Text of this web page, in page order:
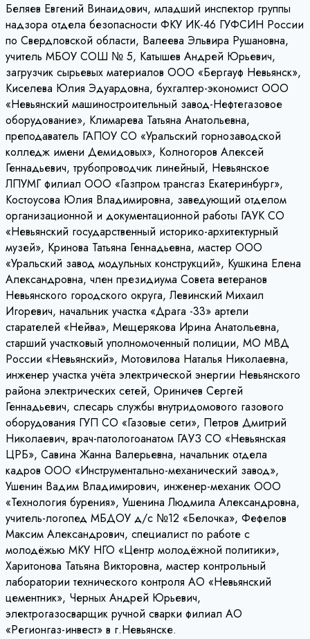
Беляев Евгений Винаидович, младший инспектор группы
надзора отдела безопасности ФКУ ИК-46 ГУФСИН России
по Свердловской области, Валеева Эльвира Рушановна,
учитель МБОУ СОШ № 5, Катышев Андрей Юрьевич,
загрузчик сырьевых материалов ООО «Бергауф Невьянск»,
Киселева Юлия Эдуардовна, бухгалтер-экономист ООО
«Невьянский машиностроительный завод-Нефтегазовое
оборудование», Климарева Татьяна Анатольевна,
преподаватель ГАПОУ СО «Уральский горнозаводской
колледж имени Демидовых», Колногоров Алексей
Геннадьевич, трубопроводчик линейный, Невьянское
ЛПУМГ филиал ООО «Газпром трансгаз Екатеринбург»,
Костоусова Юлия Владимировна, заведующий отделом
организационной и документационной работы ГАУК СО
«Невьянский государственный историко-архитектурный
музей», Кринова Татьяна Геннадьевна, мастер ООО
«Уральский завод модульных конструкций», Кушкина Елена
Александровна, член президиума Совета ветеранов
Невьянского городского округа, Левинский Михаил
Игоревич, начальник участка «Драга -33» артели
старателей «Нейва», Мещерякова Ирина Анатольевна,
старший участковый уполномоченный полиции, МО МВД
России «Невьянский», Мотовилова Наталья Николаевна,
инженер участка учёта электрической энергии Невьянского
района электрических сетей, Ориничев Сергей
Геннадьевич, слесарь службы внутридомового газового
оборудования ГУП СО «Газовые сети», Петров Дмитрий
Николаевич, врач-патологоанатом ГАУЗ СО «Невьянская
ЦРБ», Савина Жанна Валерьевна, начальник отдела
кадров ООО «Инструментально-механический завод»,
Ушенин Вадим Владимирович, инженер-механик ООО
«Технология бурения», Ушенина Людмила Александровна,
учитель-логопед МБДОУ д/с №12 «Белочка», Фефелов
Максим Александрович, специалист по работе с
молодёжью МКУ НГО «Центр молодёжной политики»,
Харитонова Татьяна Викторовна, мастер контрольный
лаборатории технического контроля АО «Невьянский
цементник», Черных Андрей Юрьевич,
электрогазосварщик ручной сварки филиал АО
«Регионгаз-инвест» в г.Невьянске.